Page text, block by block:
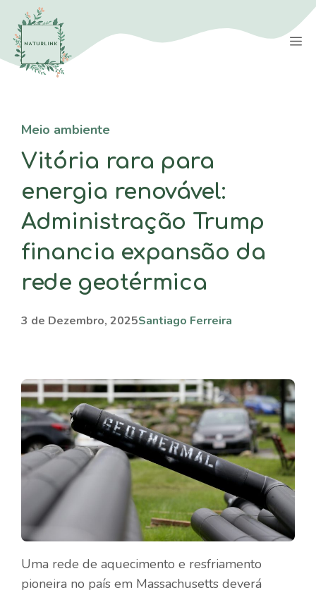
Saltar
para
conteúdo
Meio ambiente
Vitória rara para
energia renovável:
Administração Trump
financia expansão da
rede geotérmica
3 de Dezembro, 2025Santiago Ferreira
Uma rede de aquecimento e resfriamento
pioneira no país em Massachusetts deverá